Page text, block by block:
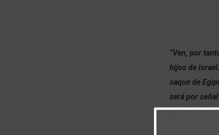
“Ven, por
hijos de
saque de
será por
Dios sobre